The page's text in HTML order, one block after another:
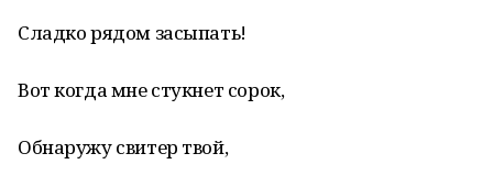
Сладко рядом засыпать!
Вот когда мне стукнет сорок,
Обнаружу свитер твой,